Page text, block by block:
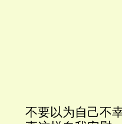
不要以为自己不